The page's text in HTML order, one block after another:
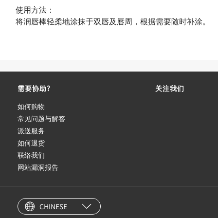
使用方法：
将润唇棒轻柔地涂抹于双唇及唇周，根据需要随时补涂。
需要协助?
如何购物
常见问题与解答
派送服务
如何退货
联络我们
网站漏洞报告
关注我们
CHINESE